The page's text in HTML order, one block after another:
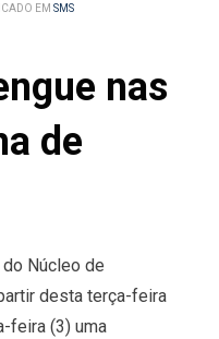
EM SMS
nas
de
Núcleo de
desta terça-feira
feira (3) uma